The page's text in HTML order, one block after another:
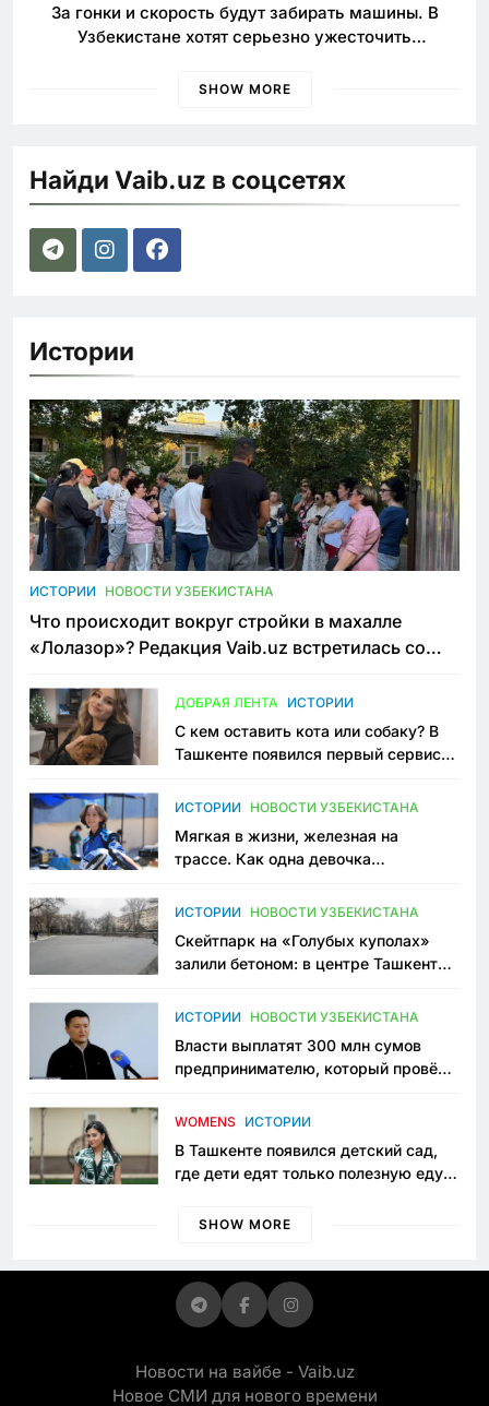
За гонки и скорость будут забирать машины. В
Узбекистане хотят серьезно ужесточить
SHOW MORE
Найди Vaib.uz в соцсетях
Истории
ИСТОРИИ НОВОСТИ УЗБЕКИСТАНА
Что происходит вокруг стройки в махалле
«Лолазор»? Редакция Vaib.uz встретилась со
ДОБРАЯ ЛЕНТА ИСТОРИИ
С кем оставить кота или собаку? В
Ташкенте появился первый сервис
ИСТОРИИ НОВОСТИ УЗБЕКИСТАНА
Мягкая в жизни, железная на
трассе. Как одна девочка
Узбекистане
ИСТОРИИ НОВОСТИ УЗБЕКИСТАНА
Скейтпарк на «Голубых куполах»
залили бетоном: в центре Ташкента
пространство
ИСТОРИИ НОВОСТИ УЗБЕКИСТАНА
Власти выплатят 300 млн сумов
предпринимателю, который провёл
приговору
WOMENS ИСТОРИИ
В Ташкенте появился детский сад,
где дети едят только полезную еду.
просить «кашу без сахара»
SHOW MORE
Новости на вайбе - Vaib.uz
Новое СМИ для нового времени